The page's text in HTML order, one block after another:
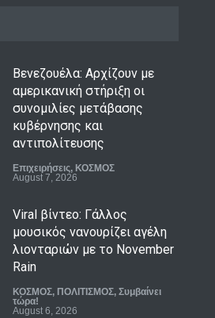
Βενεζουέλα: Αρχίζουν με
αμερικανική στήριξη οι
συνομιλίες μετάβασης
κυβέρνησης και
αντιπολίτευσης
Επιχειρήσεις, ΚΟΣΜΟΣ
August 7, 2026
Viral βίντεο: Γάλλος
μουσικός νανουρίζει αγέλη
λιονταριών με το November
Rain
ΚΟΣΜΟΣ, ΠΟΛΙΤΙΣΜΟΣ, Συμβαίνει
τώρα!
August 6, 2026